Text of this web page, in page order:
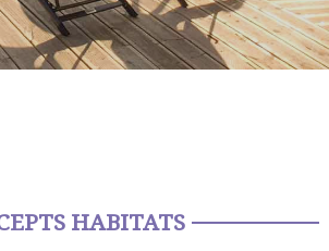
HABITATS